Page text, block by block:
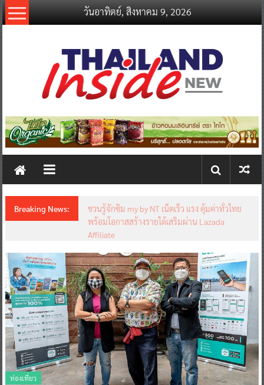
Skip
to
วันอาทิตย์, สิงหาคม 9, 2026
thailandinsidenew.com
Thailand
New
Breaking News:
ชวนรู้จักซิม my by NT เน็ตเร็ว แรง คุ้มค่าทั่วไทย
พร้อมโอกาสสร้างรายได้เสริมผ่าน Lazada
Affiliate
ท่องเที่ยว